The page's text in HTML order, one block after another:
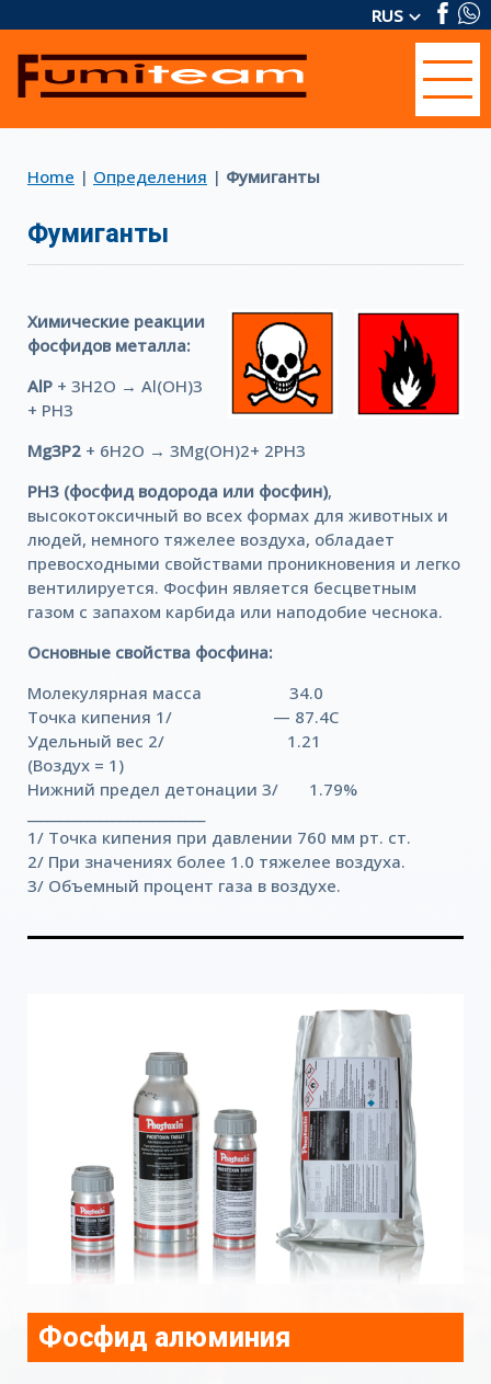
RUS keyboard_arrow_down
Home | Определения | Фумиганты
Фумиганты
Химические реакции
фосфидов металла:
AlP + 3H2O → Al(OH)3
+ PH3
Mg3P2 + 6H2O → 3Mg(OH)2+ 2PH3
PH3 (фосфид водорода или фосфин),
высокотоксичный во всех формах для животных и
людей, немного тяжелее воздуха, обладает
превосходными свойствами проникновения и легко
вентилируется. Фосфин является бесцветным
газом с запахом карбида или наподобие чеснока.
Основные свойства фосфина:
Молекулярная масса 34.0
Точка кипения 1/ — 87.4C
Удельный вес 2/ 1.21
(Воздух = 1)
Нижний предел детонации 3/ 1.79%
1/ Точка кипения при давлении 760 мм рт. ст.
2/ При значениях более 1.0 тяжелее воздуха.
3/ Объемный процент газа в воздухе.
Фосфид алюминия